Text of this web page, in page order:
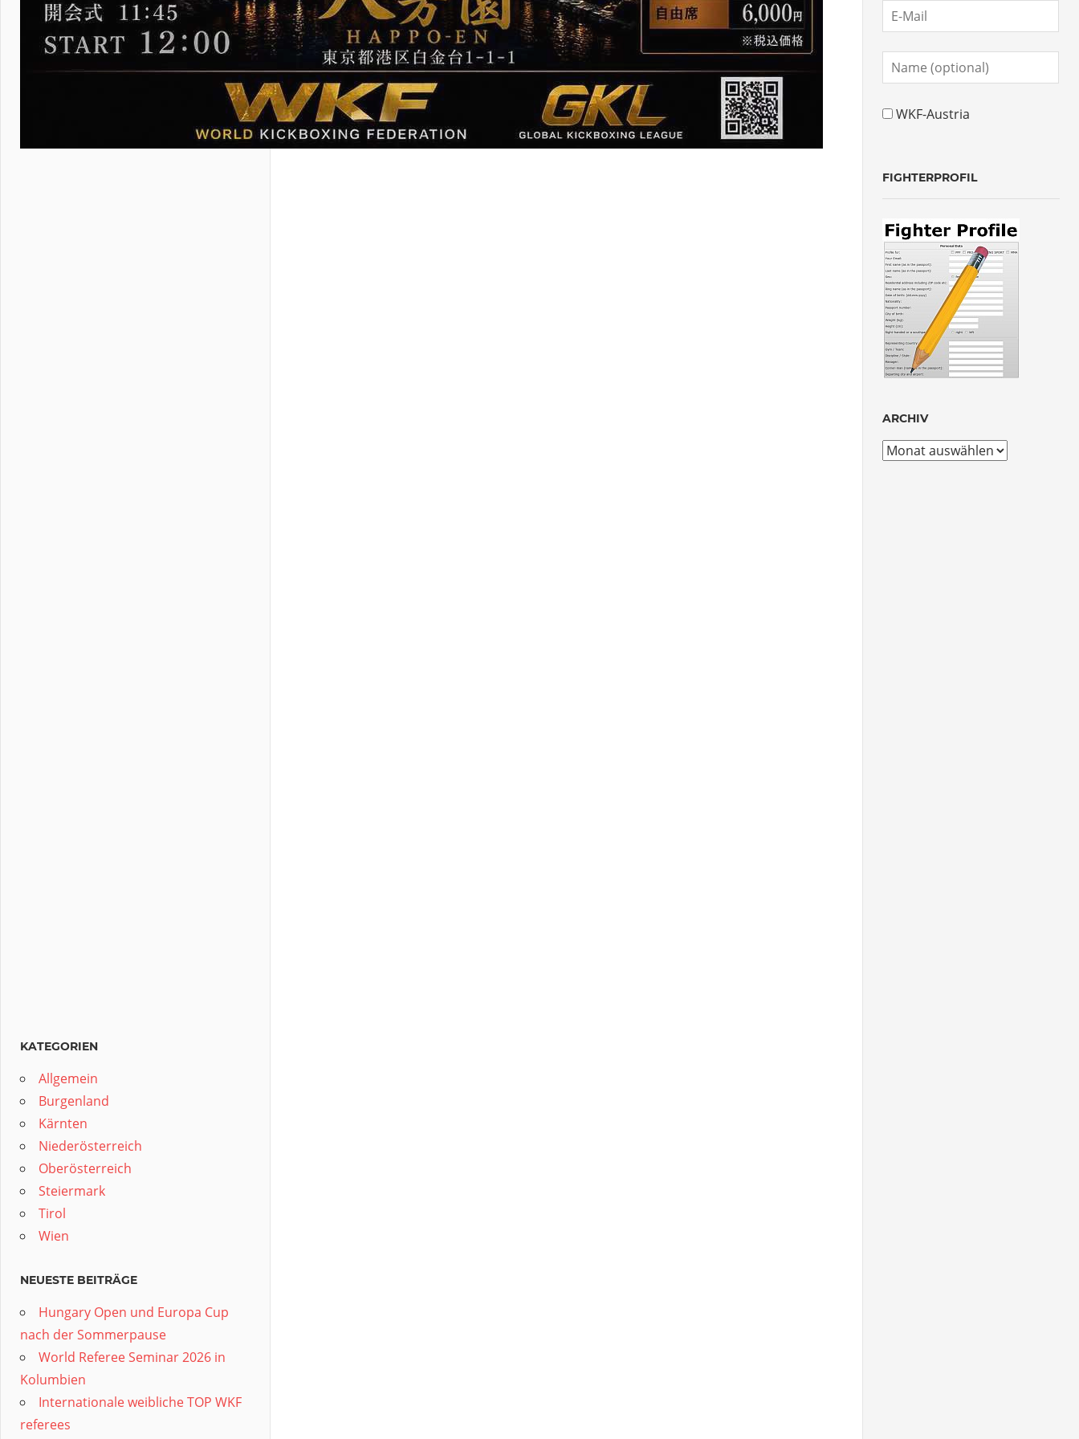
KATEGORIEN
Allgemein
Burgenland
Kärnten
Niederösterreich
Oberösterreich
Steiermark
Tirol
Wien
NEUESTE BEITRÄGE
Hungary Open und Europa Cup
nach der Sommerpause
World Referee Seminar 2026 in
Kolumbien
Internationale weibliche TOP WKF
referees
WKF-Austria
FIGHTERPROFIL
ARCHIV
Archiv